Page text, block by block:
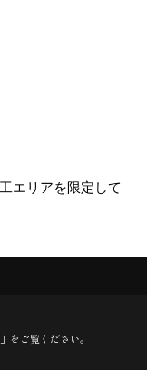
エリアを限定して
」をご覧ください。